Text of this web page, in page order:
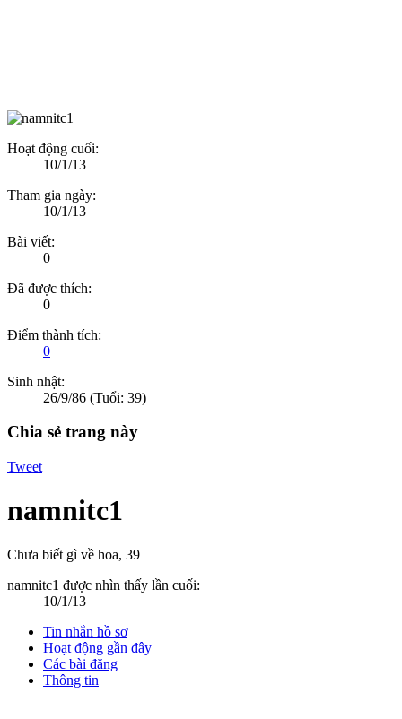
Hoạt động cuối:
10/1/13
Tham gia ngày:
10/1/13
Bài viết:
0
Đã được thích:
0
Điểm thành tích:
0
Sinh nhật:
26/9/86 (Tuổi: 39)
Chia sẻ trang này
Tweet
namnitc1
Chưa biết gì về hoa, 39
namnitc1 được nhìn thấy lần cuối:
10/1/13
Tin nhắn hồ sơ
Hoạt động gần đây
Các bài đăng
Thông tin